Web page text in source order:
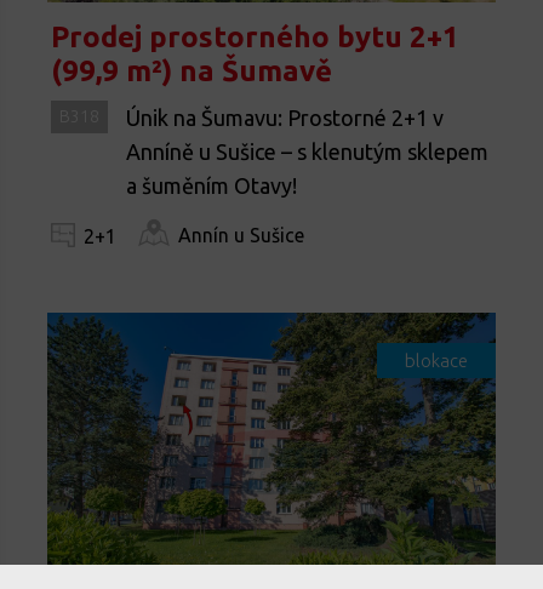
Prodej prostorného bytu 2+1
(99,9 m²) na Šumavě
Únik na Šumavu: Prostorné 2+1 v
Anníně u Sušice – s klenutým sklepem
a šuměním Otavy!
2+1 Annín u Sušice
blokace